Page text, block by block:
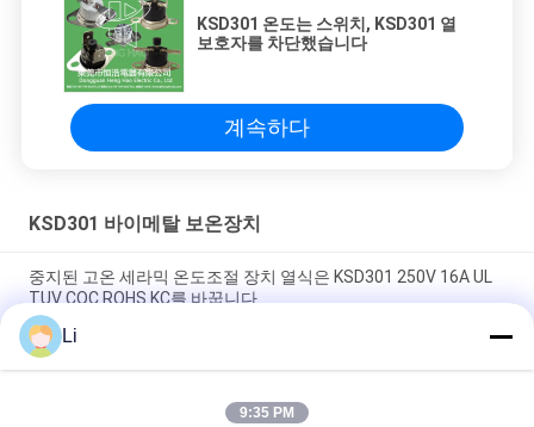
KSD301 온도는 스위치, KSD301 열
보호자를 차단했습니다
계속하다
KSD301 바이메탈 보온장치
중지된 고온 세라믹 온도조절 장치 열식은 KSD301 250V 16A UL
TUV CQC ROHS KC를 바꿉니다
바이메탈 디스크 스냅 액션 서모, 저온 제한된 제어 스위치 H31
250V 10 13C
황급한 활동 유형 KSD301 두금속 보온장치 AC 125V 250V 힘은
Li
9:35 PM